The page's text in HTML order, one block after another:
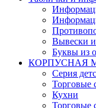
Вывески
Буквы из
КОРПУСНАЯ
Серия
Торговые
Кухни
Торговые